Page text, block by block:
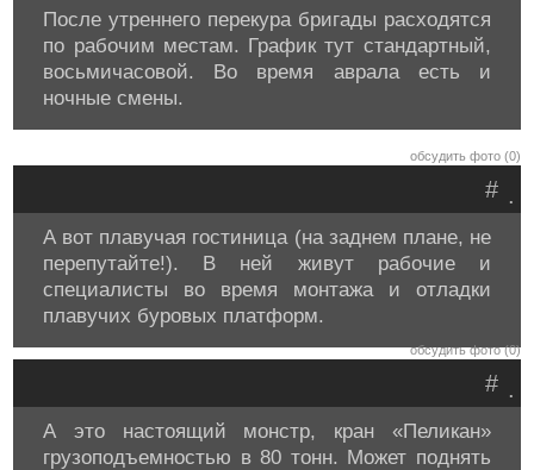
После утреннего перекура бригады расходятся
по рабочим местам. График тут стандартный,
восьмичасовой. Во время аврала есть и
ночные смены.
обсудить фото (0)
.
#
А вот плавучая гостиница (на заднем плане, не
перепутайте!). В ней живут рабочие и
специалисты во время монтажа и отладки
плавучих буровых платформ.
обсудить фото (0)
.
#
А это настоящий монстр, кран «Пеликан»
грузоподъемностью в 80 тонн. Может поднять